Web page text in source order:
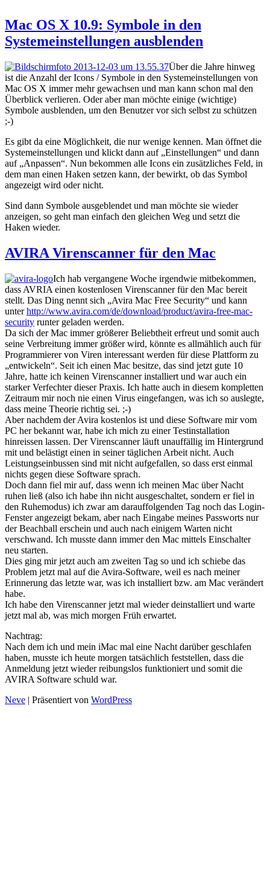
Mac OS X 10.9: Symbole in den
Systemeinstellungen ausblenden
Über die Jahre hinweg
ist die Anzahl der Icons / Symbole in den Systemeinstellungen von
Mac OS X immer mehr gewachsen und man kann schon mal den
Überblick verlieren. Oder aber man möchte einige (wichtige)
Symbole ausblenden, um den Benutzer vor sich selbst zu schützen
;-)
Es gibt da eine Möglichkeit, die nur wenige kennen. Man öffnet die
Systemeinstellungen und klickt dann auf „Einstellungen“ und dann
auf „Anpassen“. Nun bekommen alle Icons ein zusätzliches Feld, in
dem man einen Haken setzen kann, der bewirkt, ob das Symbol
angezeigt wird oder nicht.
Sind dann Symbole ausgeblendet und man möchte sie wieder
anzeigen, so geht man einfach den gleichen Weg und setzt die
Haken wieder.
AVIRA Virenscanner für den Mac
Ich hab vergangene Woche irgendwie mitbekommen,
dass AVRIA einen kostenlosen Virenscanner für den Mac bereit
stellt. Das Ding nennt sich „Avira Mac Free Security“ und kann
unterhttp://www.avira.com/de/download/product/avira-free-mac-
security runter geladen werden.
Da sich der Mac immer größerer Beliebtheit erfreut und somit auch
seine Verbreitung immer größer wird, könnte es allmählich auch für
Programmierer von Viren interessant werden für diese Plattform zu
„entwickeln“. Seit ich einen Mac besitze, das sind jetzt gute 10
Jahre, hatte ich keinen Virenscanner installiert und war auch ein
starker Verfechter dieser Praxis. Ich hatte auch in diesem kompletten
Zeitraum mir noch nie einen Virus eingefangen, was ich so auslegte,
dass meine Theorie richtig sei. ;-)
Aber nachdem der Avira kostenlos ist und diese Software mir vom
PC her bekannt war, habe ich mich zu einer Testinstallation
hinreissen lassen. Der Virenscanner läuft unauffällig im Hintergrund
mit und belästigt einen in seiner täglichen Arbeit nicht. Auch
Leistungseinbussen sind mit nicht aufgefallen, so dass erst einmal
nichts gegen diese Software sprach.
Doch dann fiel mir auf, dass wenn ich meinen Mac über Nacht
ruhen ließ (also ich habe ihn nicht ausgeschaltet, sondern er fiel in
den Ruhemodus) ich zwar am darauffolgenden Tag noch das Login-
Fenster angezeigt bekam, aber nach Eingabe meines Passworts nur
der Beachball erschein und auch nach einigem Warten nicht
verschwand. Ich musste dann immer den Mac mittels Einschalter
neu starten.
Dies ging mir jetzt auch am zweiten Tag so und ich schiebe das
Problem jetzt mal auf die Avira-Software, weil es nach meiner
Erinnerung das letzte war, was ich installiert bzw. am Mac verändert
habe.
Ich habe den Virenscanner jetzt mal wieder deinstalliert und warte
jetzt mal ab, was mich morgen Früh erwartet.
Nachtrag:
Nach dem ich und mein iMac mal eine Nacht darüber geschlafen
haben, musste ich heute morgen tatsächlich feststellen, dass die
Anmeldung jetzt wieder reibungslos funktioniert und somit die
AVIRA Software schuld war.
Neve | Präsentiert von WordPress